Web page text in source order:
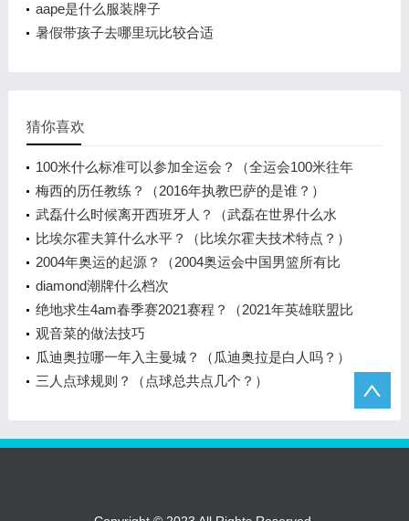
aape是什么服装牌子
暑假带孩子去哪里玩比较合适
猜你喜欢
100米什么标准可以参加全运会？（全运会100米往年
成绩？）
梅西的历任教练？（2016年执教巴萨的是谁？）
武磊什么时候离开西班牙人？（武磊在世界什么水
平？）
比埃尔霍夫算什么水平？（比埃尔霍夫技术特点？）
2004年奥运的起源？（2004奥运会中国男篮所有比
赛？）
diamond潮牌什么档次
绝地求生4am春季赛2021赛程？（2021年英雄联盟比
赛赛程？）
观音菜的做法技巧
瓜迪奥拉哪一年入主曼城？（瓜迪奥拉是白人吗？）
三人点球规则？（点球总共点几个？）